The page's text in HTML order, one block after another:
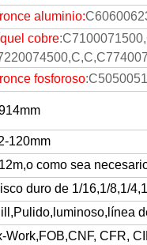
aluminio:
cobre
fosforoso
120mm
como sea
duro de 1/16,1/8,1/
Work,FOB,CNF, CFR,